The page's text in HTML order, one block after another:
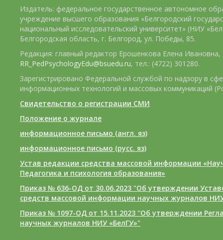
Издатель: федеральное государственное автономное
учреждение высшего образования «Белгородский
национальный исследовательский университет» (НИУ
Белгородская область, г. Белгород, ул. Победы, 85.
Редакция: главный редактор Ерошенкова Елена Ивановна,
RR_PedPsychologyEdu@bsuedu.ru, тел.: (4722) 301280.
Зарегистрировано Федеральной службой по надзору в
информационных технологий и массовых коммуникаций
Свидетельство о регистрации СМИ
Положение о журнале
информационное письмо (англ. яз)
информационное письмо (русс. яз)
Устав редакции средства массовой информации
Педагогика и психология образования»
Приказ № 636-ОД от 30.06.2023 "Об утверждении
средств массовой информации научных журналов
Приказ № 1097-ОД от 15.11.2023 "Об утверждении
научных журналов НИУ «БелГУ»"